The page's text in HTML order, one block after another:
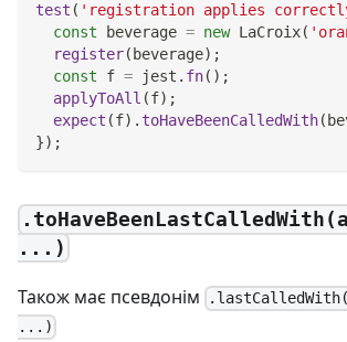
test ( 'registration applies
const beverage = new LaCroix(
register( beverage) ;
const f = jest . fn( ) ;
applyToAll (f) ;
expect (f) . toHaveBeenCalledWith(
}) ;
...)
Також має псевдонім
...)